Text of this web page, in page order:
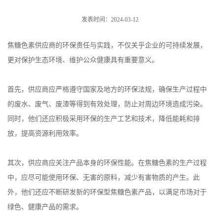
发表时间：2024-03-12
焦糖色素供应商的环保责任与实践，不仅关乎企业的可持续发展，
更对保护生态环境、维护公众健康具有重要意义。
首先，供应商应严格遵守国家及地方的环保法规，确保生产过程中
的废水、废气、废渣等得到有效处理，防止对周边环境造成污染。
同时，他们还应积极采用环保的生产工艺和技术，降低能耗和排
放，提高资源利用效率。
其次，供应商应关注产品本身的环保性能。在焦糖色素的生产过程
中，应尽可能使用环保、无害的原料，减少有害物质的产生。此
外，他们还应不断研发新的环保型焦糖色素产品，以满足市场对于
绿色、健康产品的需求。